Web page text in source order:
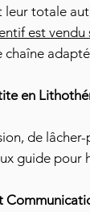
leur totale
est vendu
chaîne
en
de
guide pour